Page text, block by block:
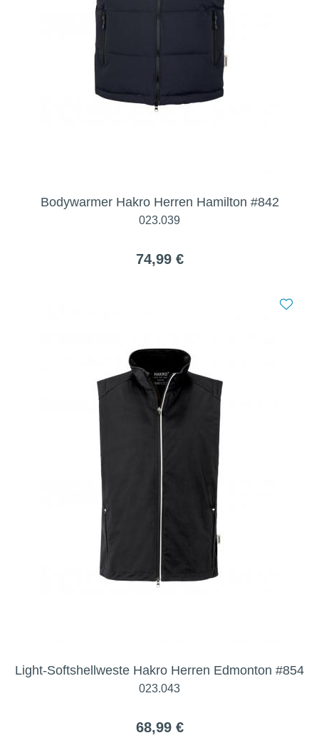
Bodywarmer Hakro Herren Hamilton #842
023.039
74,99 €
Light-Softshellweste Hakro Herren Edmonton #854
023.043
68,99 €